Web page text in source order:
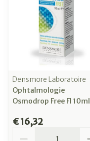
Densmore Laboratoire
Ophtalmologie
Osmodrop Free Fl 10ml
€ 16,32